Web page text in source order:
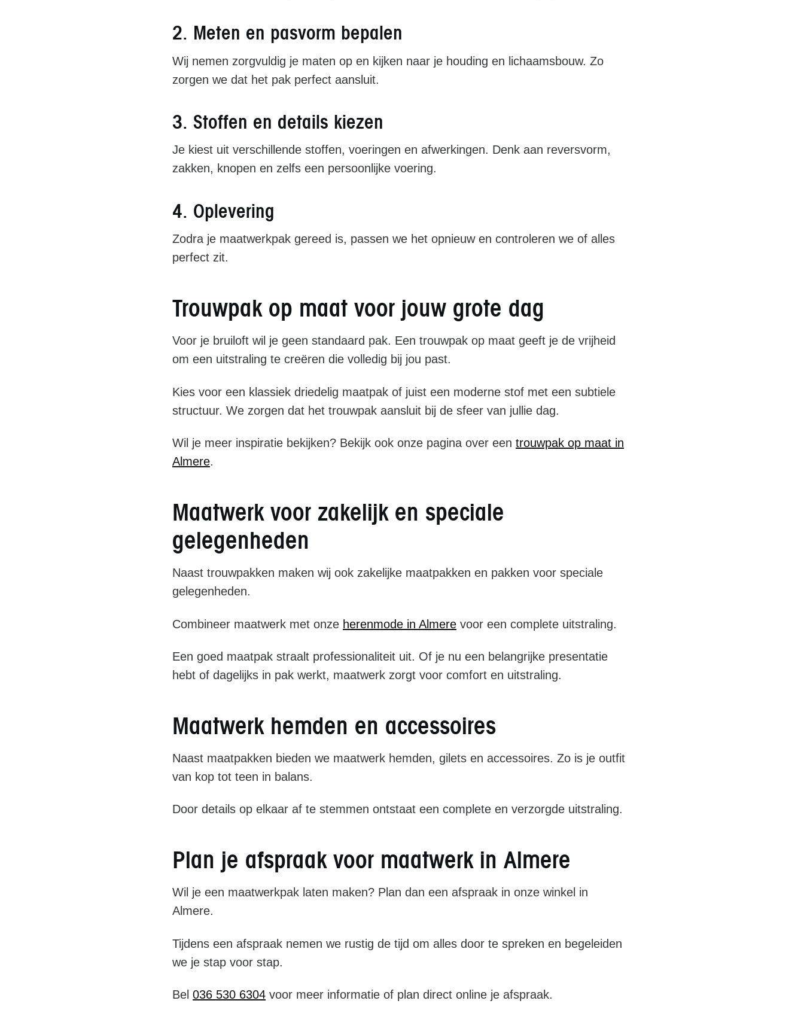
2. Meten en pasvorm bepalen
Wij nemen zorgvuldig je maten op en kijken naar je houding en lichaamsbouw. Zo
zorgen we dat het pak perfect aansluit.
3. Stoffen en details kiezen
Je kiest uit verschillende stoffen, voeringen en afwerkingen. Denk aan reversvorm,
zakken, knopen en zelfs een persoonlijke voering.
4. Oplevering
Zodra je maatwerkpak gereed is, passen we het opnieuw en controleren we of alles
perfect zit.
Trouwpak op maat voor jouw grote dag
Voor je bruiloft wil je geen standaard pak. Een trouwpak op maat geeft je de vrijheid
om een uitstraling te creëren die volledig bij jou past.
Kies voor een klassiek driedelig maatpak of juist een moderne stof met een subtiele
structuur. We zorgen dat het trouwpak aansluit bij de sfeer van jullie dag.
Wil je meer inspiratie bekijken? Bekijk ook onze pagina over een trouwpak op maat in
Almere.
Maatwerk voor zakelijk en speciale
gelegenheden
Naast trouwpakken maken wij ook zakelijke maatpakken en pakken voor speciale
gelegenheden.
Combineer maatwerk met onze herenmode in Almere voor een complete uitstraling.
Een goed maatpak straalt professionaliteit uit. Of je nu een belangrijke presentatie
hebt of dagelijks in pak werkt, maatwerk zorgt voor comfort en uitstraling.
Maatwerk hemden en accessoires
Naast maatpakken bieden we maatwerk hemden, gilets en accessoires. Zo is je outfit
van kop tot teen in balans.
Door details op elkaar af te stemmen ontstaat een complete en verzorgde uitstraling.
Plan je afspraak voor maatwerk in Almere
Wil je een maatwerkpak laten maken? Plan dan een afspraak in onze winkel in
Almere.
Tijdens een afspraak nemen we rustig de tijd om alles door te spreken en begeleiden
we je stap voor stap.
Bel 036 530 6304 voor meer informatie of plan direct online je afspraak.